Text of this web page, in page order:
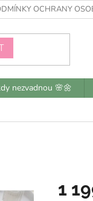
OCHRANY
nezvadnou 🌸🌼
1